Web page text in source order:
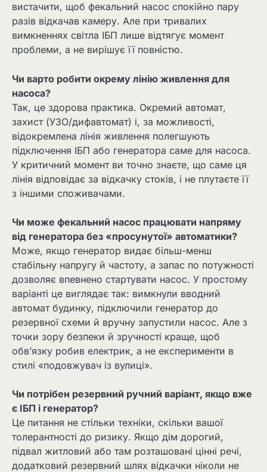
вистачити, щоб фекальний насос спокійно пару
разів відкачав камеру. Але при тривалих
вимкненнях світла ІБП лише відтягує момент
проблеми, а не вирішує її повністю.
Чи варто робити окрему лінію живлення для
насоса?
Так, це здорова практика. Окремий автомат,
захист (УЗО/дифавтомат) і, за можливості,
відокремлена лінія живлення полегшують
підключення ІБП або генератора саме для насоса.
У критичний момент ви точно знаєте, що саме ця
лінія відповідає за відкачку стоків, і не плутаєте її
з іншими споживачами.
Чи може фекальний насос працювати напряму
від генератора без «просунутої» автоматики?
Може, якщо генератор видає більш-менш
стабільну напругу й частоту, а запас по потужності
дозволяє впевнено стартувати насос. У простому
варіанті це виглядає так: вимкнули вводний
автомат будинку, підключили генератор до
резервної схеми й вручну запустили насос. Але з
точки зору безпеки й зручності краще, щоб
обв’язку робив електрик, а не експерименти в
стилі «подовжувач із вулиці».
Чи потрібен резервний ручний варіант, якщо вже
є ІБП і генератор?
Це питання не стільки техніки, скільки вашої
толерантності до ризику. Якщо дім дорогий,
підвал житловий або там розташовані цінні речі,
додатковий резервний шлях відкачки ніколи не